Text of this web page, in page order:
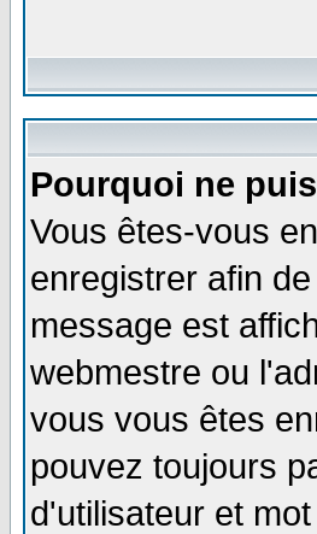
Pourquoi ne
Vous êtes-vous
enregistrer afin
message est
webmestre ou
vous vous êtes
pouvez toujours
d'utilisateur et